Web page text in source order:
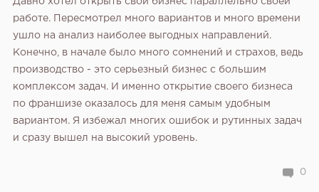
Давно хотел открыть свой бизнес параллельно своей
работе. Пересмотрел много вариантов и много времени
ушло на анализ наиболее выгодных направлений.
Конечно, в начале было много сомнений и страхов, ведь
производство - это серьезный бизнес с большим
комплексом задач. И именно открытие своего бизнеса
по франшизе оказалось для меня самым удобным
вариантом. Я избежал многих ошибок и рутинных задач
и сразу вышел на высокий уровень.
0